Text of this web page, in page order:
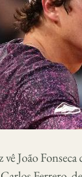
vê João